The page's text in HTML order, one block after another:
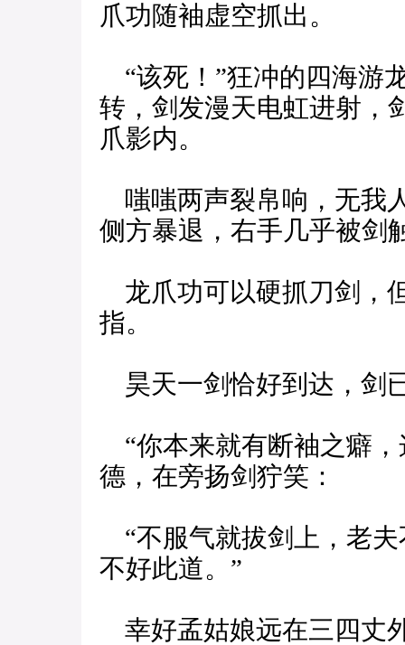
爪功随袖虚空抓出。
“该死！”狂冲的四海游
转，剑发漫天电虹进射，
爪影内。
嗤嗤两声裂帛响，无我
侧方暴退，右手几乎被剑
龙爪功可以硬抓刀剑，
指。
昊天一剑恰好到达，剑
“你本来就有断袖之癖，
德，在旁扬剑狞笑：
“不服气就拔剑上，老
不好此道。”
幸好孟姑娘远在三四丈